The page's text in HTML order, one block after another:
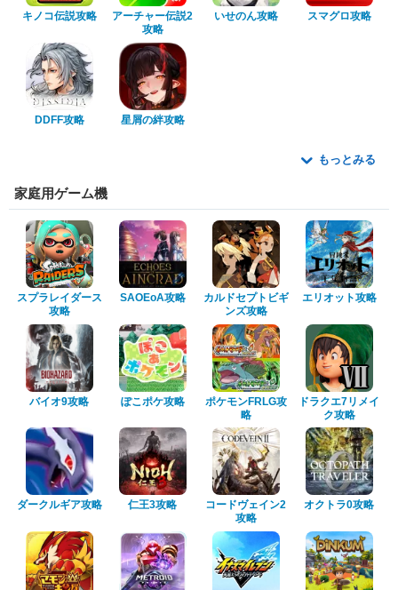
キノコ伝説攻略
アーチャー伝説2
攻略
いせのん攻略 スマグロ攻略
DDFF攻略 星屑の絆攻略
もっとみる
家庭用ゲーム機
スプラレイダース
攻略
SAOEoA攻略
カルドセプトビギ
ンズ攻略
エリオット攻略
バイオ9攻略 ぽこポケ攻略
ポケモンFRLG攻
略
ドラクエ7リメイ
ク攻略
ダークルギア攻略 仁王3攻略
コードヴェイン2
攻略
オクトラ0攻略